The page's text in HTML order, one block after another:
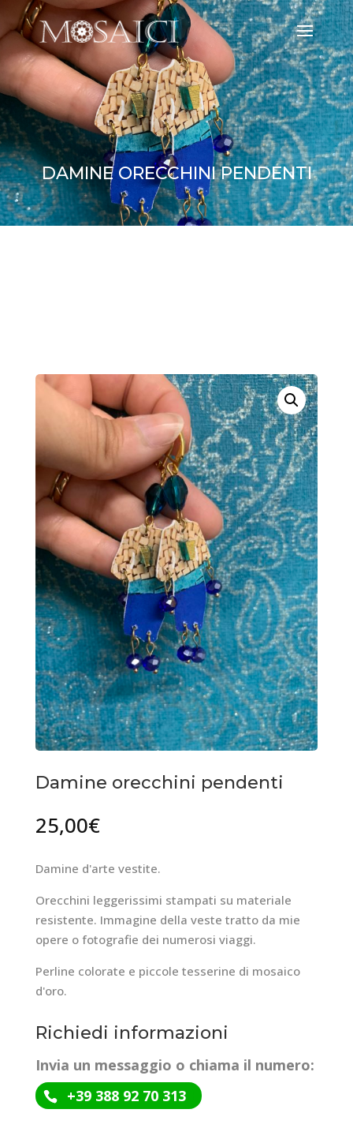
DAMINE ORECCHINI PENDENTI
Damine orecchini pendenti
25,00€
Damine d'arte vestite.
Orecchini leggerissimi stampati su materiale
resistente. Immagine della veste tratto da mie
opere o fotografie dei numerosi viaggi.
Perline colorate e piccole tesserine di mosaico
d'oro.
Richiedi informazioni
Invia un messaggio o chiama il numero:
+39 388 92 70 313